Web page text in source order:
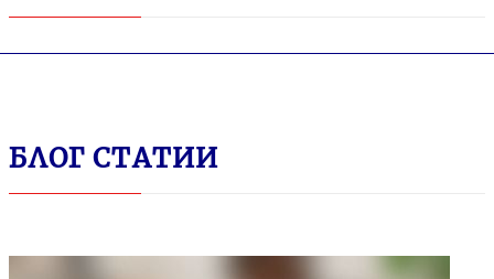
БЛОГ СТАТИИ